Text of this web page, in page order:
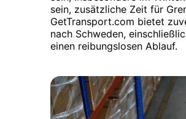
sein, zusätzliche Zeit für
GetTransport.com bietet
nach Schweden,
einen reibungslosen Ablauf.